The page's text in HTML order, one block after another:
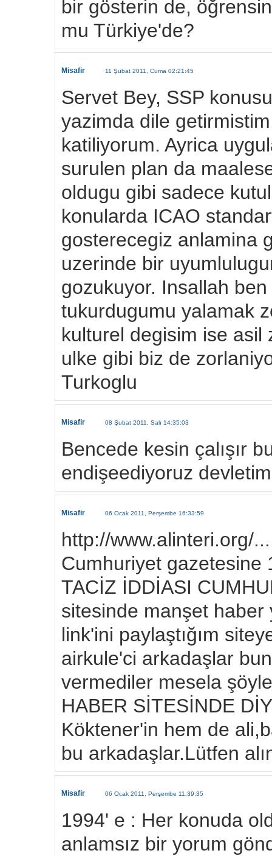
bir gösterin de,
mu Türkiye'de?
Misafir 11 Şubat 2011, Cuma 02:21:45
Servet Bey, SSP
yazimda dile
katiliyorum. Ayrica
surulen plan da
oldugu gibi sadece
konularda ICAO
gosterecegiz anlamina
uzerinde bir
gozukuyor. Insallah
tukurdugumu yalamak
kulturel degisim ise
ulke gibi biz de
Turkoglu
Misafir 08 Şubat 2011, Salı 14:35:03
Bencede kesin çalışır
endişeediyoruz
Misafir 06 Ocak 2011, Perşembe 16:33:59
http://www.alinteri.org/
Cumhuriyet gazetesine
TACİZ İDDİASI
sitesinde manşet haber
link'ini paylaştığım
airkule'ci arkadaşlar
vermediler mesela
HABER SİTESİNDE
Köktener'in hem de
bu arkadaşlar.Lütfen
Misafir 06 Ocak 2011, Perşembe 11:39:35
1994' e : Her konuda
anlamsız bir yorum